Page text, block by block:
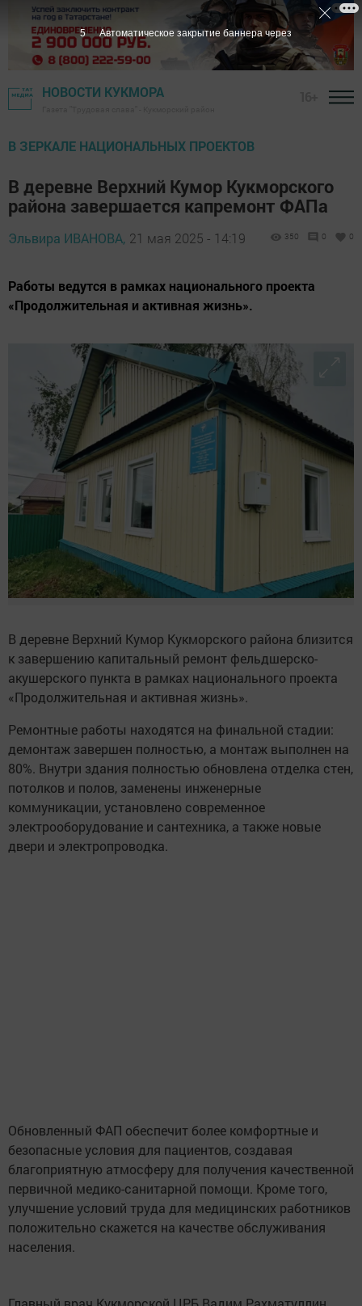
НОВОСТИ КУКМОРА
В ЗЕРКАЛЕ НАЦИОНАЛЬНЫХ ПРОЕКТОВ
В деревне Верхний Кумор Кукморского
района завершается капремонт ФАПа
Эльвира ИВАНОВА, 21 мая 2025 - 14:19 350 0 0
Работы ведутся в рамках национального проекта
«Продолжительная и активная жизнь».
В деревне Верхний Кумор Кукморского района близится
к завершению капитальный ремонт фельдшерско-
акушерского пункта в рамках национального проекта
«Продолжительная и активная жизнь».
Ремонтные работы находятся на финальной стадии:
демонтаж завершен полностью, а монтаж выполнен на
80%. Внутри здания полностью обновлена отделка стен,
потолков и полов, заменены инженерные
коммуникации, установлено современное
электрооборудование и сантехника, а также новые
двери и электропроводка.
Обновленный ФАП обеспечит более комфортные и
безопасные условия для пациентов, создавая
благоприятную атмосферу для получения качественной
первичной медико-санитарной помощи. Кроме того,
улучшение условий труда для медицинских работников
положительно скажется на качестве обслуживания
населения.
4 Автоматическое закрытие баннера через